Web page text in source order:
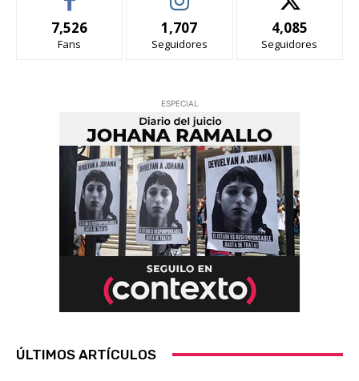
7,526
Fans
1,707
Seguidores
4,085
Seguidores
ESPECIAL
ÚLTIMOS ARTÍCULOS